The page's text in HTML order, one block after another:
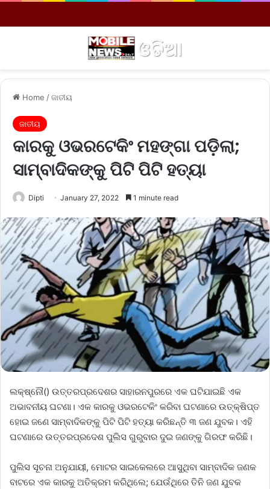
Home /ଜାତୀୟ
ଜାତୀୟ
କାରକୁ ଓଭରଟେକିଂ ମହଙ୍ଗା ପଡ଼ିଲା;
ସାମ୍ବାଦିକଙ୍କୁ ପିଟି ପିଟି ହତ୍ୟା
Dipti January 27, 2022 1 minute read
ଲକ୍ଷ୍ନୌ() ଉତ୍ତରପ୍ରଦେଶର ସାହାରନପୁରରେ ଏକ ଘଟିଯାଇଛି ଏକ
ଅଭାବନୀୟ ଘଟଣା। ଏକ କାରକୁ ଓଭରଟେକିଂ କରିବା ଘଟଣାରେ ଉତ୍‌କ୍ଷିପ୍ତ
ହୋଇ ଜଣେ ସାମ୍ବାଦିକଙ୍କୁ ପିଟି ପିଟି ହତ୍ୟା କରିଛନ୍ତି ୩ ଜଣ ଯୁବକ। ଏହି
ଘଟଣାରେ ଉତ୍ତରପ୍ରଦେଶ ପୁଲିସ ଗୁରୁବାର ଦୁଇ ଜଣଙ୍କୁ ଗିରଫ କରିଛି।
ପୁଲିସ ସୂଚନା ଅନୁଯାୟୀ, ମୋଟର ସାଇକେଲରେ ଆସୁଥିବା ସାମ୍ବାଦିକ ଜଣକ
ବାଟରେ ଏକ କାରକୁ ଅତିକ୍ରମ କରିଥିଲେ; ଯେଉଁଥିରେ ତିନି ଜଣ ଯୁବକ